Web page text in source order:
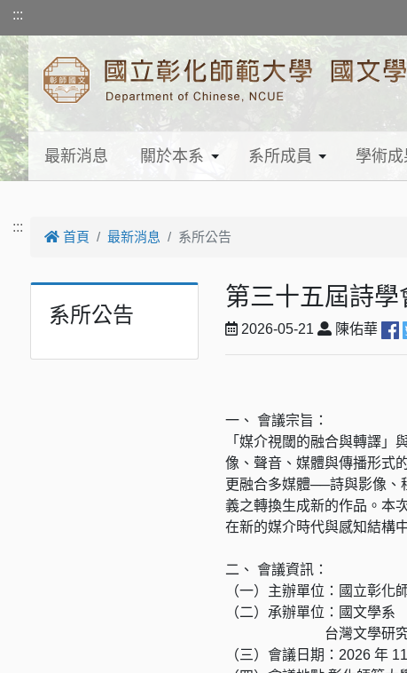
跳到主要內容
:::
最新消息 關於本系 系所成員 學術成
:::
首頁 最新消息 系所公告
系所公告
第三十五屆詩
2026-05-21 陳佑華
一、 會議宗旨：
「媒介視閾的融合與轉譯
像、聲音、媒體與傳播形式
更融合多媒體──詩與影像、
義之轉換生成新的作品。本
在新的媒介時代與感知結構
二、 會議資訊：
（一）主辦單位：國立彰化
（二）承辦單位：國文學系
台灣文學研究
（三）會議日期：2026 年